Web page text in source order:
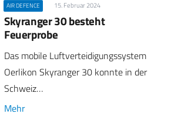
AIR DEFENCE 15. Februar 2024
Skyranger 30 besteht
Feuerprobe
Das mobile Luftverteidigungssystem
Oerlikon Skyranger 30 konnte in der
Schweiz…
Mehr